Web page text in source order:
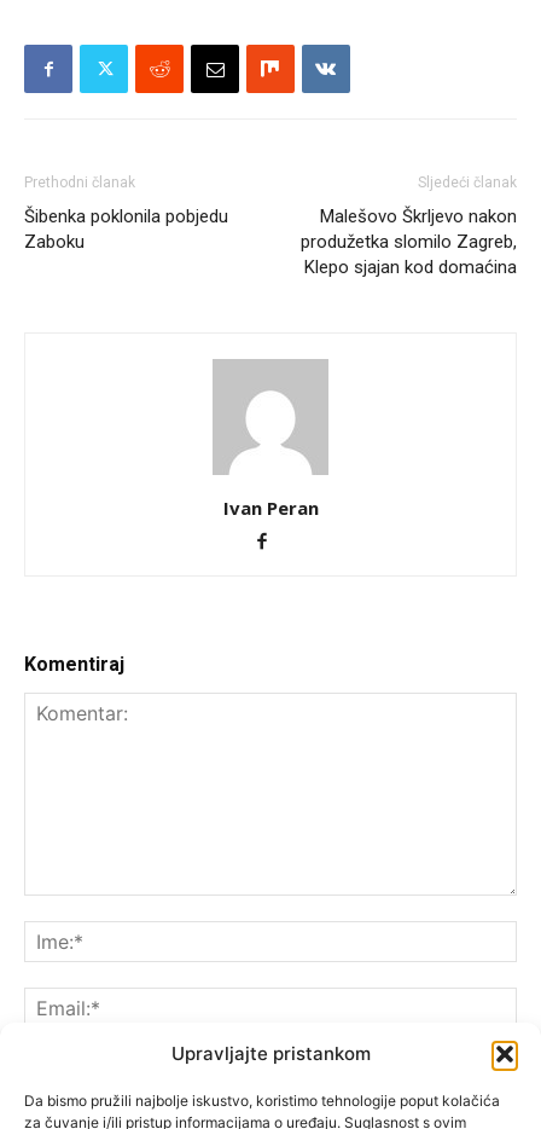
Upravljajte pristankom
Da bismo pružili najbolje iskustvo, koristimo tehnologije poput kolačića
za čuvanje i/ili pristup informacijama o uređaju. Suglasnost s ovim
Prethodni članak
Šibenka poklonila pobjedu
Zaboku
Sljedeći članak
Malešovo Škrljevo nakon
produžetka slomilo Zagreb,
Klepo sjajan kod domaćina
Ivan Peran
Komentiraj